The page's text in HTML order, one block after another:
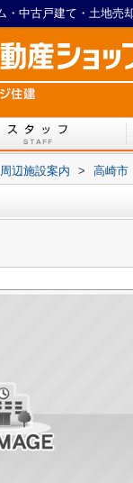
周辺施設案内 > 高崎市